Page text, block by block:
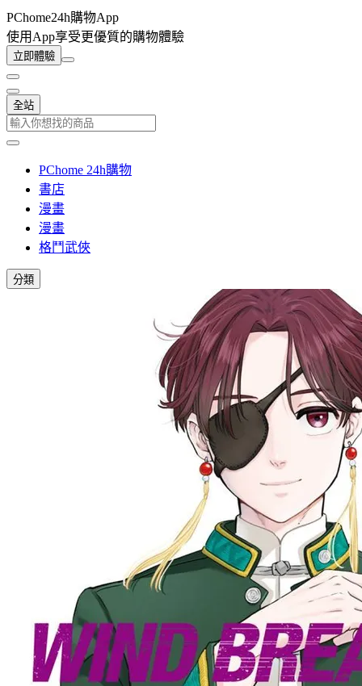
PChome24h購物App
使用App享受更優質的購物體驗
立即體驗
全站
PChome 24h購物
書店
漫畫
漫畫
格鬥武俠
分類